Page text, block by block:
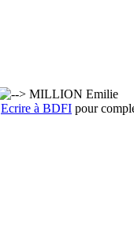
MILLION Emilie
Ecrire à BDFI pour